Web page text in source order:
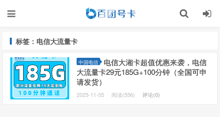
标签：电信大流量卡
中国电信
电信大湘卡超值优惠来袭，电信
大流量卡29元185G+100分钟（全国可申
请发货）
2025-11-05 阅读(556) 评论(0)